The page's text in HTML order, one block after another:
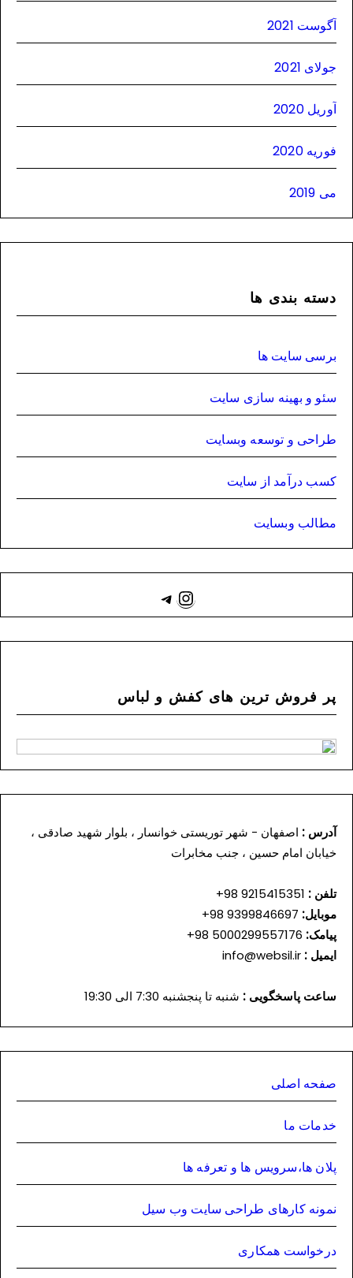
آگوست 2021
جولای 2021
آوریل 2020
فوریه 2020
می 2019
دسته بندی ها
برسی سایت ها
سئو و بهینه سازی سایت
طراحی و توسعه وبسایت
کسب درآمد از سایت
مطالب وبسایت
Instagram
Telegram
پر فروش ترین های کفش و لباس
آدرس : اصفهان - شهر توریستی خوانسار ، بلوار شهید صادقی ،
خیابان امام حسین ، جنب مخابرات
تلفن :
موبایل:
پیامک:
ایمیل :
ساعت پاسخگویی : شنبه تا پنجشنبه 7:30 الی 19:30
صفحه اصلی
خدمات ما
پلان ها،سرویس ها و تعرفه ها
نمونه کارهای طراحی سایت وب سیل
درخواست همکاری